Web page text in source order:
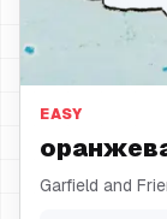
EASY
Garfield and